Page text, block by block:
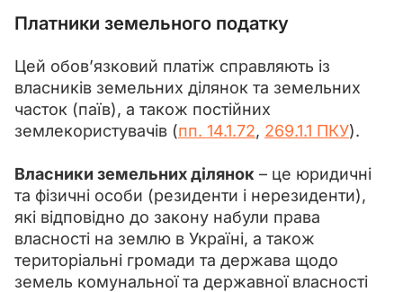
Платники земельного податку
Цей обов’язковий платіж справляють із
власників земельних ділянок та земельних
часток (паїв), а також постійних
землекористувачів (пп. 14.1.72, 269.1.1 ПКУ).
Власники земельних ділянок – це юридичні
та фізичні особи (резиденти і нерезиденти),
які відповідно до закону набули права
власності на землю в Україні, а також
територіальні громади та держава щодо
земель комунальної та державної власності